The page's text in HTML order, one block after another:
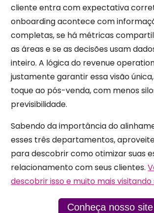
cliente entra com expectativa
onboarding acontece com
completas, se há métricas
as áreas e se as decisões usam
inteiro. A lógica do revenue
justamente garantir essa visão
toque ao pós-venda, com menos
previsibilidade.
Sabendo da importância do
esses três departamentos,
para descobrir como otimizar suas
relacionamento com seus clientes.
descobrir isso e muito mais visitando
Conheça nosso site